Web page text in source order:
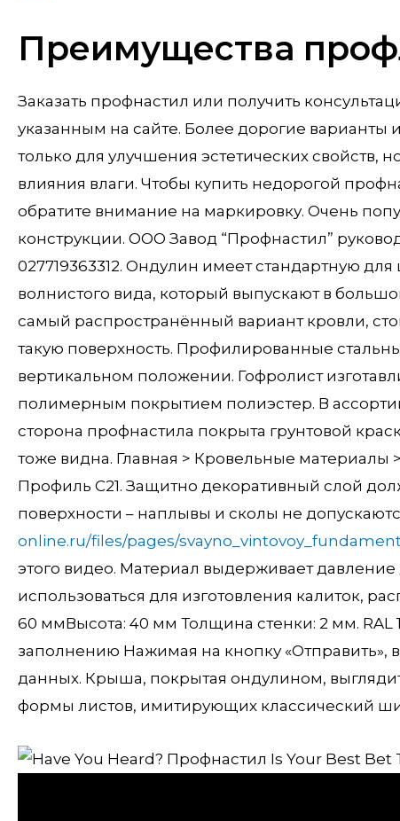
Преимущества
Заказать профнастил или получить
указанным на сайте. Более дорогие
только для улучшения эстетических свойств,
влияния влаги. Чтобы купить недорогой
обратите внимание на маркировку. Очень
конструкции. ООО Завод “Профнастил”
027719363312. Ондулин имеет стандартную
волнистого вида, который выпускают в
самый распространённый вариант кровли,
такую поверхность. Профилированные
вертикальном положении. Гофролист
полимерным покрытием полиэстер. В
сторона профнастила покрыта грунтовой
тоже видна. Главная > Кровельные
Профиль С21. Защитно декоративный слой
поверхности – наплывы и сколы не
online.ru/files/pages/
этого видео. Материал выдерживает давление
использоваться для изготовления калиток,
60 ммВысота: 40 мм Толщина стенки: 2 мм. RAL
заполнению Нажимая на кнопку «Отправить»,
данных. Крыша, покрытая ондулином,
формы листов, имитирующих классический